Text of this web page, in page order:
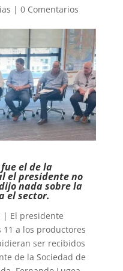
| 0 Comentarios
el de la
el presidente no
nada sobre la
el sector.
| El presidente
a los productores
ser recibidos
de la Sociedad de